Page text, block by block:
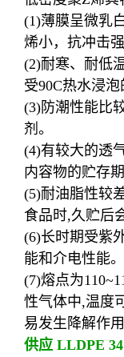
(1)薄膜呈微乳
烯小，抗冲击
(2)耐寒、耐低
受90C热水浸泡
(3)防潮性能比
剂。
(4)有较大的透
内容物的贮存
(5)耐油脂性较
食品时,久贮后
(6)长时期受紫
能和介电性能。
(7)熔点为
性气体中,温度
易发生降解作用
供应 LLDPE